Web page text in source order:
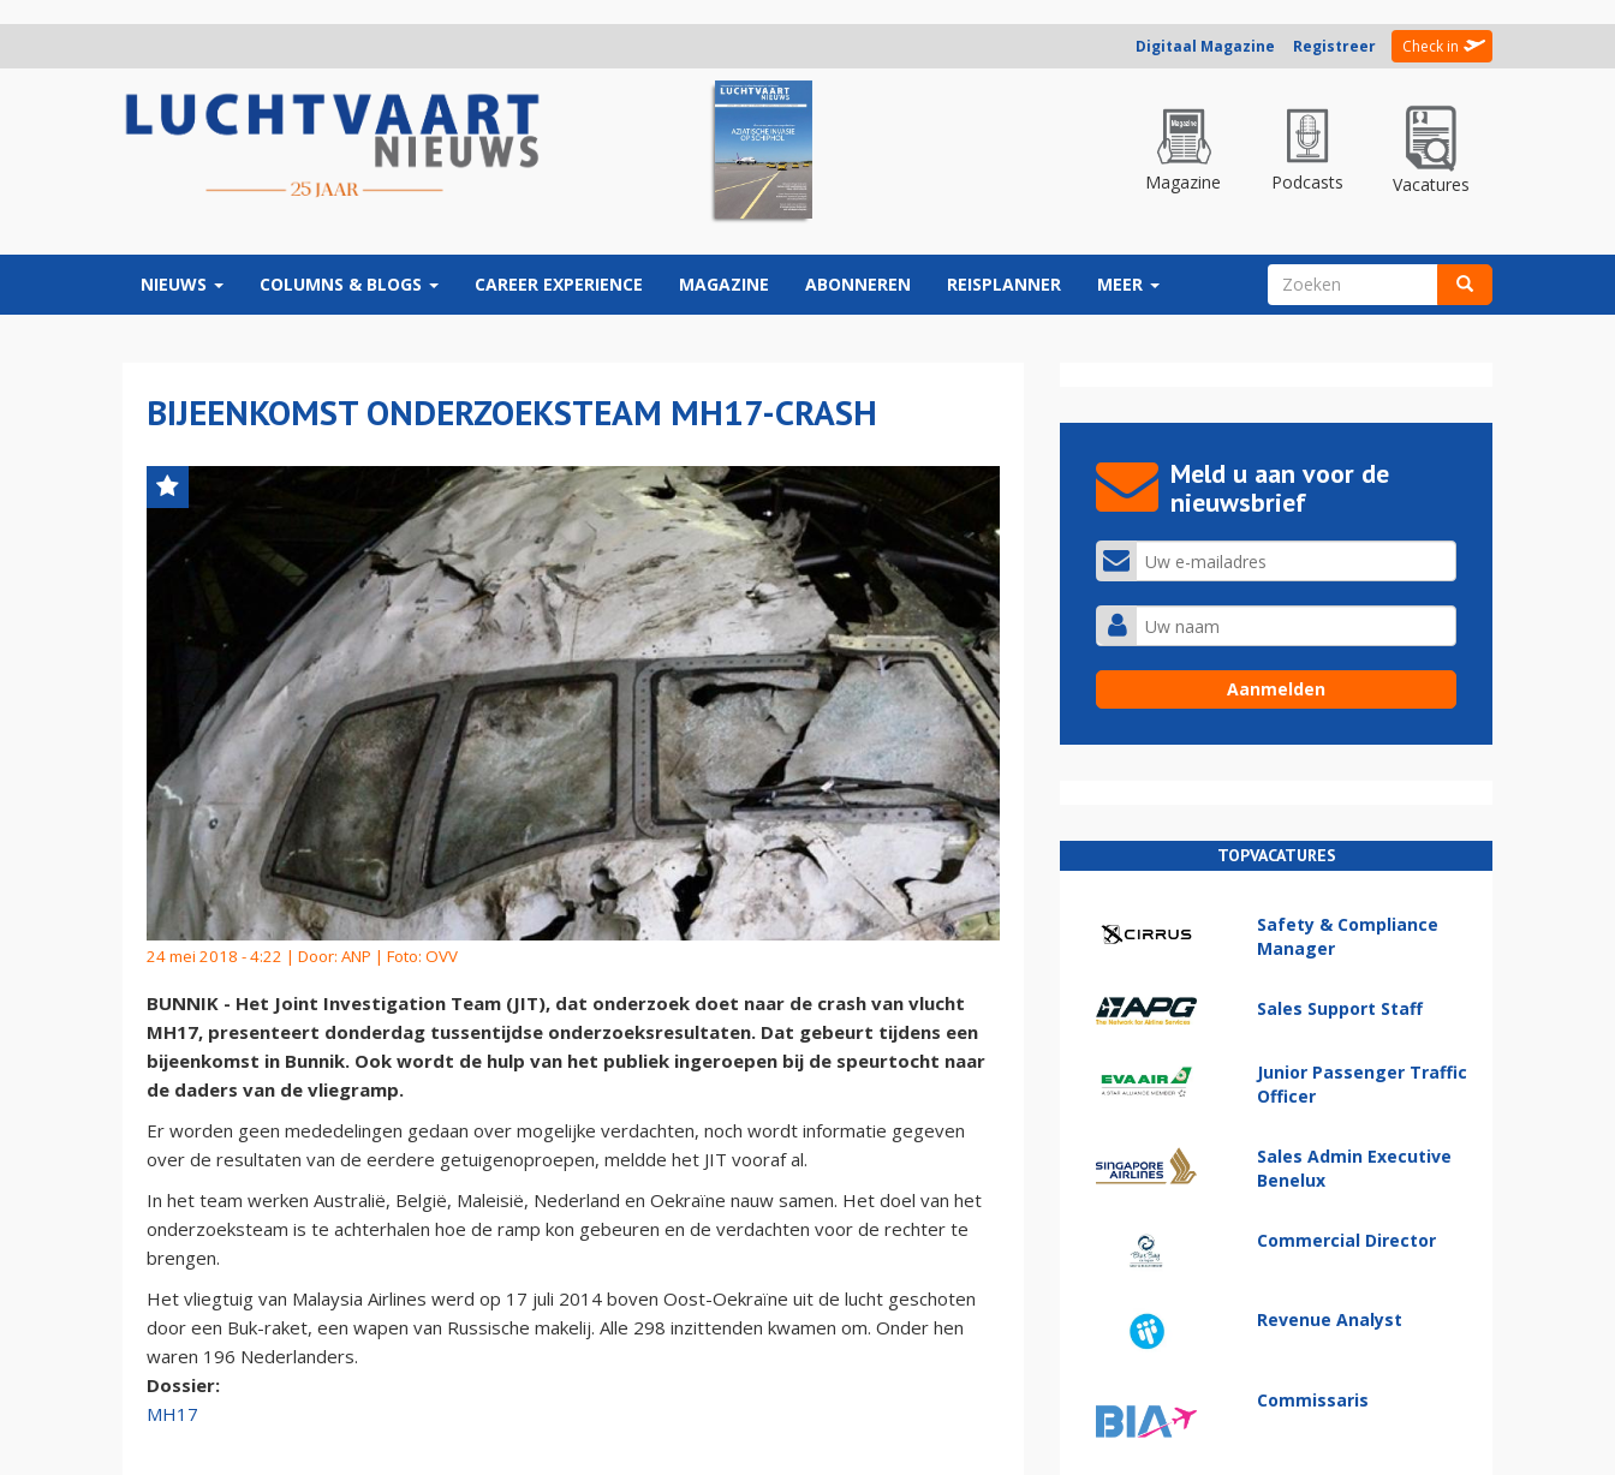
Digitaal Magazine Registreer Check in
Magazine Podcasts Vacatures
NIEUWS COLUMNS & BLOGS CAREER EXPERIENCE MAGAZINE ABONNEREN REISPLANNER MEER ZOEKVELD
BIJEENKOMST ONDERZOEKSTEAM MH17-CRASH
24 mei 2018 - 4:22 | Door: ANP | Foto: OVV
BUNNIK - Het Joint Investigation Team (JIT), dat onderzoek doet naar de crash van vlucht
MH17, presenteert donderdag tussentijdse onderzoeksresultaten. Dat gebeurt tijdens een
bijeenkomst in Bunnik. Ook wordt de hulp van het publiek ingeroepen bij de speurtocht naar
de daders van de vliegramp.
Er worden geen mededelingen gedaan over mogelijke verdachten, noch wordt informatie gegeven
over de resultaten van de eerdere getuigenoproepen, meldde het JIT vooraf al.
In het team werken Australië, België, Maleisië, Nederland en Oekraïne nauw samen. Het doel van het
onderzoeksteam is te achterhalen hoe de ramp kon gebeuren en de verdachten voor de rechter te
brengen.
Het vliegtuig van Malaysia Airlines werd op 17 juli 2014 boven Oost-Oekraïne uit de lucht geschoten
door een Buk-raket, een wapen van Russische makelij. Alle 298 inzittenden kwamen om. Onder hen
waren 196 Nederlanders.
Dossier:
MH17
Meld u aan voor de
nieuwsbrief
TOPVACATURES
Safety & Compliance
Manager
Sales Support Staff
Junior Passenger Traffic
Officer
Sales Admin Executive
Benelux
Commercial Director
Revenue Analyst
Commissaris